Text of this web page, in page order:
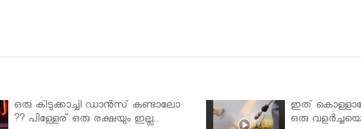
ഒരു കിടുക്കാച്ചി ഡാൻസ് കണ്ടാലോ
?? പിള്ളേര് ഒരു രക്ഷയും ഇല്ല..
ഇത്
ഒരു